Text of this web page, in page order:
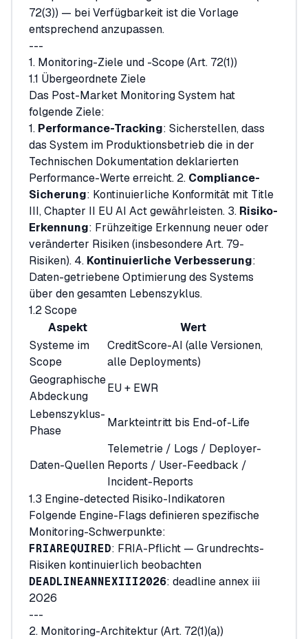
72(3)) — bei Verfügbarkeit ist die Vorlage
entsprechend anzupassen.
---
1. Monitoring-Ziele und -Scope (Art. 72(1))
1.1 Übergeordnete Ziele
Das Post-Market Monitoring System hat
folgende Ziele:
1. Performance-Tracking: Sicherstellen, dass
das System im Produktionsbetrieb die in der
Technischen Dokumentation deklarierten
Performance-Werte erreicht. 2. Compliance-
Sicherung: Kontinuierliche Konformität mit Title
III, Chapter II EU AI Act gewährleisten. 3. Risiko-
Erkennung: Frühzeitige Erkennung neuer oder
veränderter Risiken (insbesondere Art. 79-
Risiken). 4. Kontinuierliche Verbesserung:
Daten-getriebene Optimierung des Systems
über den gesamten Lebenszyklus.
1.2 Scope
Aspekt
Wert
Systeme im
Scope
CreditScore-AI (alle Versionen,
alle Deployments)
Geographische
Abdeckung
EU + EWR
Lebenszyklus-
Phase
Markteintritt bis End-of-Life
Daten-Quellen
Telemetrie / Logs / Deployer-
Reports / User-Feedback /
Incident-Reports
1.3 Engine-detected Risiko-Indikatoren
Folgende Engine-Flags definieren spezifische
Monitoring-Schwerpunkte:
FRIAREQUIRED: FRIA-Pflicht — Grundrechts-
Risiken kontinuierlich beobachten
DEADLINEANNEXIII2026: deadline annex iii
2026
---
2. Monitoring-Architektur (Art. 72(1)(a))